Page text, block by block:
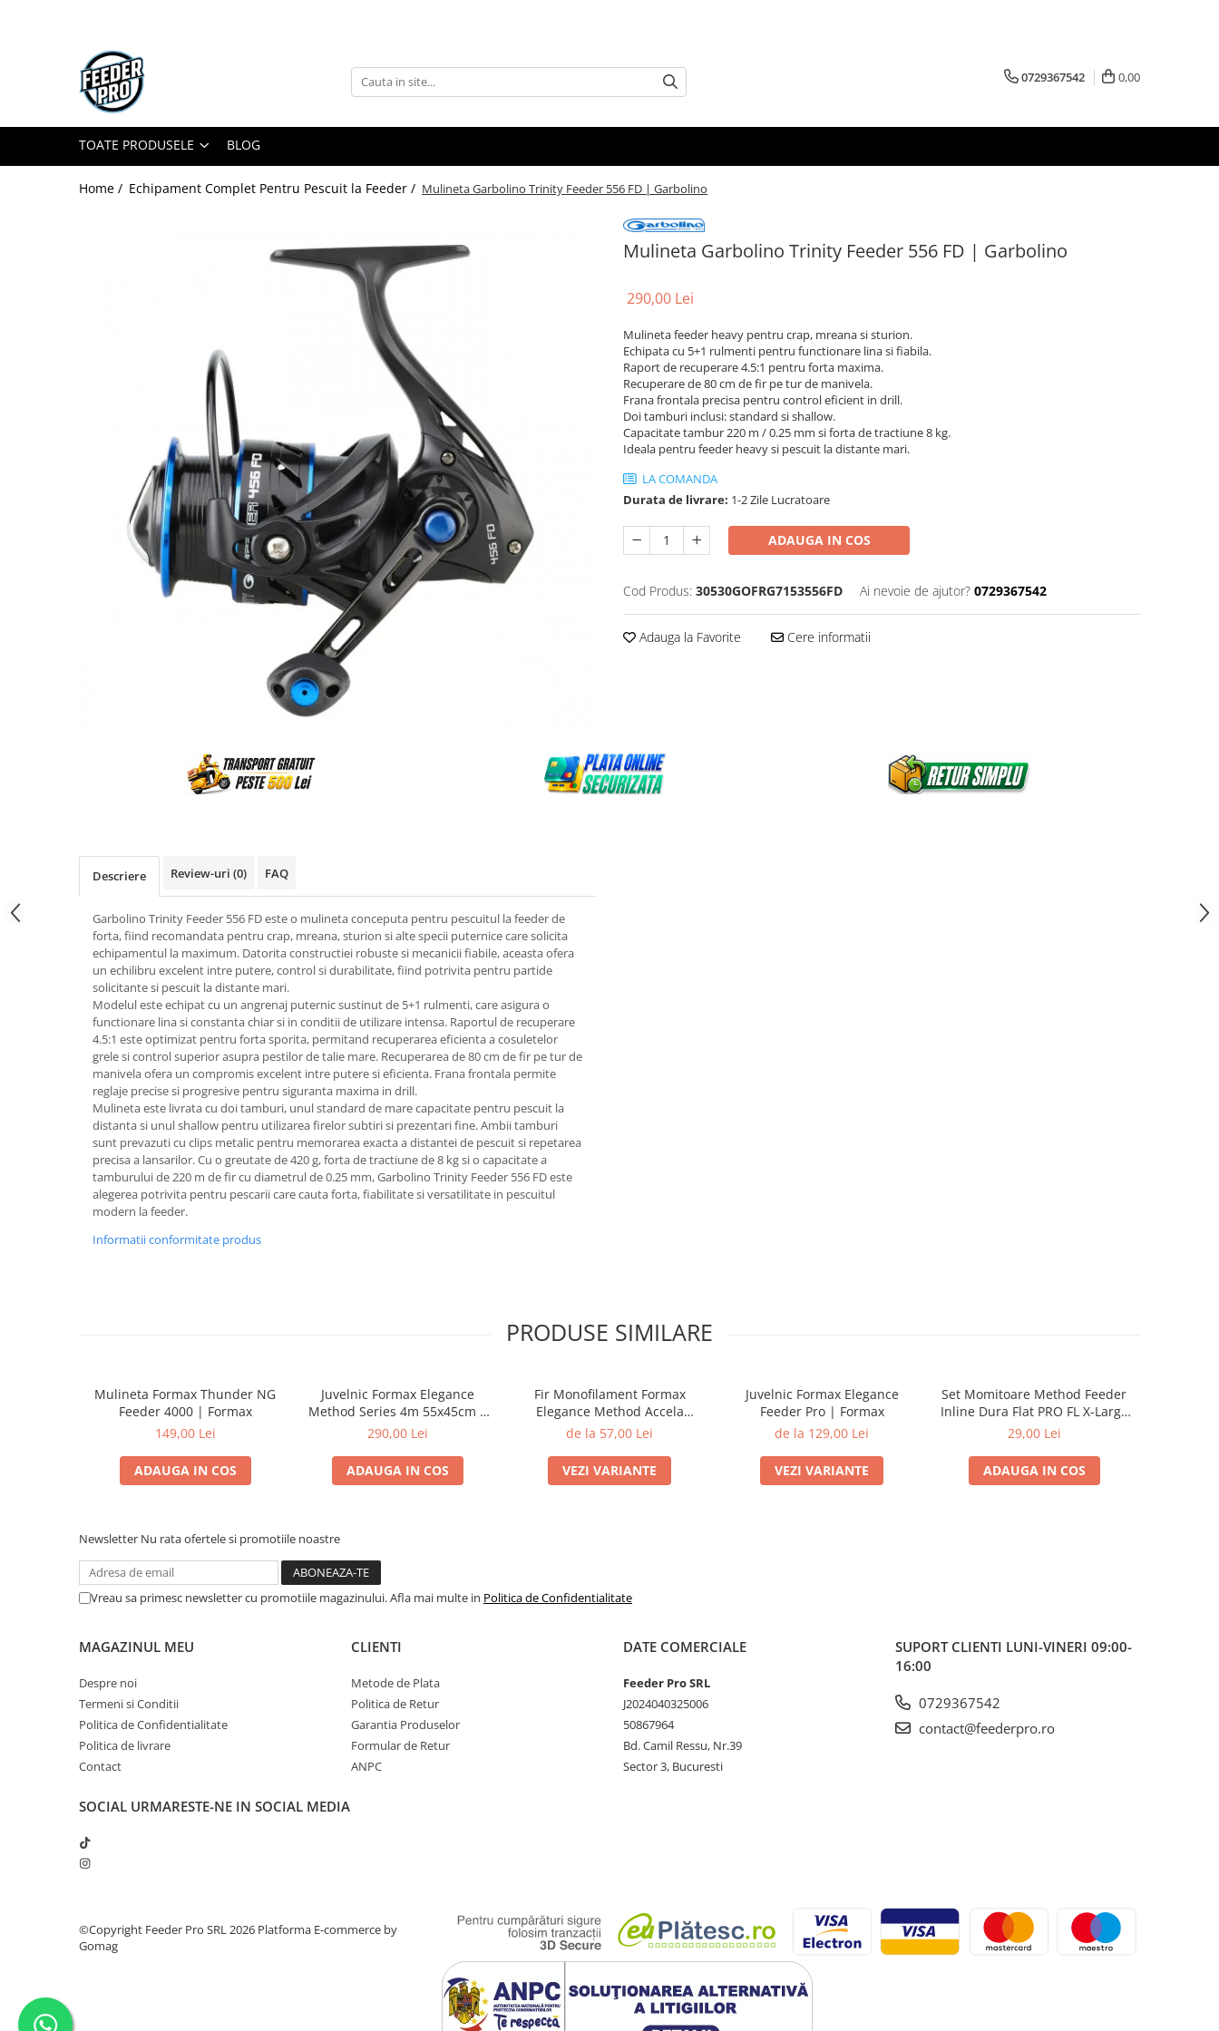
Toate Produsele
Accesorii Diverse
Mincioguri si Juvelnice
Scaune si Accesorii
0729367542 0,00
TOATE PRODUSELE BLOG
Home / Echipament Complet Pentru Pescuit la Feeder / Mulineta Garbolino Trinity Feeder 556 FD | Garbolino
Mulineta Garbolino Trinity Feeder 556 FD | Garbolino
290,00 Lei
Mulineta feeder heavy pentru crap, mreana si sturion.
Echipata cu 5+1 rulmenti pentru functionare lina si fiabila.
Raport de recuperare 4.5:1 pentru forta maxima.
Recuperare de 80 cm de fir pe tur de manivela.
Frana frontala precisa pentru control eficient in drill.
Doi tamburi inclusi: standard si shallow.
Capacitate tambur 220 m / 0.25 mm si forta de tractiune 8 kg.
Ideala pentru feeder heavy si pescuit la distante mari.
LA COMANDA
Durata de livrare: 1-2 Zile Lucratoare
ADAUGA IN COS
Cod Produs: 30530GOFRG7153556FD Ai nevoie de ajutor? 0729367542
Adauga la Favorite Cere informatii
Descriere Review-uri (0) FAQ
Garbolino Trinity Feeder 556 FD este o mulineta conceputa pentru pescuitul la feeder de
forta, fiind recomandata pentru crap, mreana, sturion si alte specii puternice care solicita
echipamentul la maximum. Datorita constructiei robuste si mecanicii fiabile, aceasta ofera
un echilibru excelent intre putere, control si durabilitate, fiind potrivita pentru partide
solicitante si pescuit la distante mari.
Modelul este echipat cu un angrenaj puternic sustinut de 5+1 rulmenti, care asigura o
functionare lina si constanta chiar si in conditii de utilizare intensa. Raportul de recuperare
4.5:1 este optimizat pentru forta sporita, permitand recuperarea eficienta a cosuletelor
grele si control superior asupra pestilor de talie mare. Recuperarea de 80 cm de fir pe tur de
manivela ofera un compromis excelent intre putere si eficienta. Frana frontala permite
reglaje precise si progresive pentru siguranta maxima in drill.
Mulineta este livrata cu doi tamburi, unul standard de mare capacitate pentru pescuit la
distanta si unul shallow pentru utilizarea firelor subtiri si prezentari fine. Ambii tamburi
sunt prevazuti cu clips metalic pentru memorarea exacta a distantei de pescuit si repetarea
precisa a lansarilor. Cu o greutate de 420 g, forta de tractiune de 8 kg si o capacitate a
tamburului de 220 m de fir cu diametrul de 0.25 mm, Garbolino Trinity Feeder 556 FD este
alegerea potrivita pentru pescarii care cauta forta, fiabilitate si versatilitate in pescuitul
modern la feeder.
Informatii conformitate produs
PRODUSE SIMILARE
Mulineta Formax Thunder NG
Feeder 4000 | Formax
149,00 Lei
ADAUGA IN COS
Juvelnic Formax Elegance
Method Series 4m 55x45cm |
Formax
290,00 Lei
ADAUGA IN COS
Fir Monofilament Formax
Elegance Method Accela
Distance Feeder Fluo 1000m |
de la 57,00 Lei
VEZI VARIANTE
Juvelnic Formax Elegance
Feeder Pro | Formax
de la 129,00 Lei
VEZI VARIANTE
Set Momitoare Method Feeder
Inline Dura Flat PRO FL X-Large
60g-70g-80g | PRO FL
29,00 Lei
ADAUGA IN COS
Newsletter Nu rata ofertele si promotiile noastre
Vreau sa primesc newsletter cu promotiile magazinului. Afla mai multe in Politica de Confidentialitate
MAGAZINUL MEU
Despre noi
Termeni si Conditii
Politica de Confidentialitate
Politica de livrare
Contact
CLIENTI
Metode de Plata
Politica de Retur
Garantia Produselor
Formular de Retur
ANPC
DATE COMERCIALE
Feeder Pro SRL
J2024040325006
50867964
Bd. Camil Ressu, Nr.39
Sector 3, Bucuresti
SUPORT CLIENTI LUNI-VINERI 09:00-
16:00
0729367542
contact@feederpro.ro
SOCIAL URMARESTE-NE IN SOCIAL MEDIA
©Copyright Feeder Pro SRL 2026 Platforma E-commerce by
Gomag